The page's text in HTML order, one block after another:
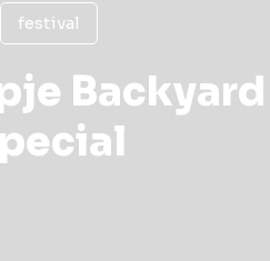
festival
Backyard